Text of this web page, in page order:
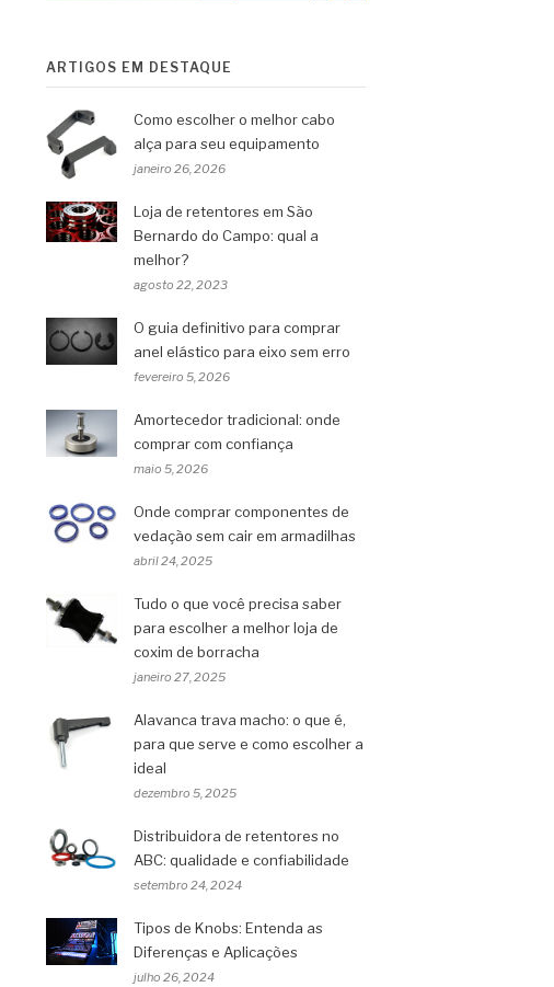
ARTIGOS EM DESTAQUE
Como escolher o melhor cabo
alça para seu equipamento
janeiro 26, 2026
Loja de retentores em São
Bernardo do Campo: qual a
melhor?
agosto 22, 2023
O guia definitivo para comprar
anel elástico para eixo sem erro
fevereiro 5, 2026
Amortecedor tradicional: onde
comprar com confiança
maio 5, 2026
Onde comprar componentes de
vedação sem cair em armadilhas
abril 24, 2025
Tudo o que você precisa saber
para escolher a melhor loja de
coxim de borracha
janeiro 27, 2025
Alavanca trava macho: o que é,
para que serve e como escolher a
ideal
dezembro 5, 2025
Distribuidora de retentores no
ABC: qualidade e confiabilidade
setembro 24, 2024
Tipos de Knobs: Entenda as
Diferenças e Aplicações
julho 26, 2024